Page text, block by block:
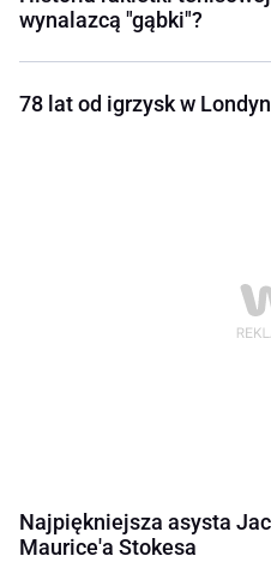
wynalazcą "gąbki"?
78 lat od igrzysk w
Najpiękniejsza asysta
Maurice'a Stokesa